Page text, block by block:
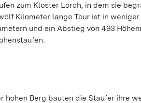
zum Kloster Lorch, in dem sie
Kilometer lange Tour ist in
und ein Abstieg von 493
hohen Berg bauten die Staufer ihre